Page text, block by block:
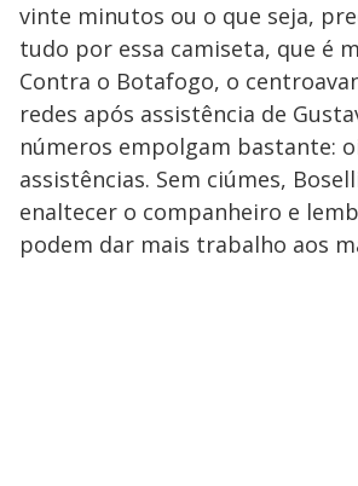
vinte minutos ou o que seja,
tudo por essa camiseta, que é
Contra o Botafogo, o
redes após assistência de
números empolgam bastante:
assistências. Sem ciúmes,
enaltecer o companheiro e
podem dar mais trabalho aos